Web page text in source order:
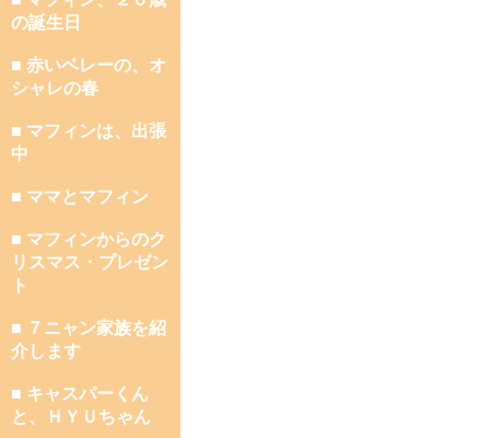
の誕生日
■ 赤いベレーの、オ
シャレの春
■ マフィンは、出張
中
■ ママとマフィン
■ マフィンからのク
リスマス・プレゼン
ト
■ ７ニャン家族を紹
介します
■ キャスパーくん
と、ＨＹＵちゃん